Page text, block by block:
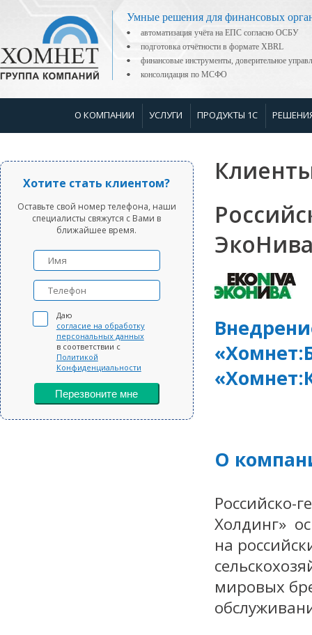
Умные решения для финансовых
автоматизация учёта на ЕПС согласно ОСБУ
подготовка отчётности в формате XBRL
финансовые инструменты, доверительное
консолидация по МСФО
О КОМПАНИИ УСЛУГИ ПРОДУКТЫ 1С
Хотите стать клиентом?
Оставьте свой номер телефона, наши
специалисты свяжутся с Вами в
ближайшее время.
Даю
согласие на обработку
персональных данных
в соответствии с
Политикой
Конфиденциальности
Перезвоните мне
О
Российско-
Холдинг»
на
мировых